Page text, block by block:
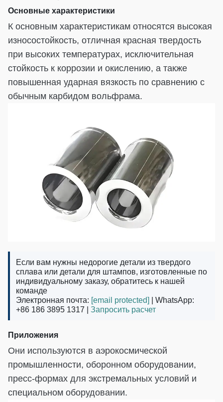
Основные характеристики
К основным характеристикам относятся высокая
износостойкость, отличная красная твердость
при высоких температурах, исключительная
стойкость к коррозии и окислению, а также
повышенная ударная вязкость по сравнению с
обычным карбидом вольфрама.
Если вам нужны недорогие детали из твердого
сплава или детали для штампов, изготовленные по
индивидуальному заказу, обратитесь к нашей
команде
Электронная почта: [email protected]
| WhatsApp:
+86 186 3895 1317 | Запросить расчет
Приложения
Они используются в аэрокосмической
промышленности, оборонном оборудовании,
пресс-формах для экстремальных условий и
специальном оборудовании.